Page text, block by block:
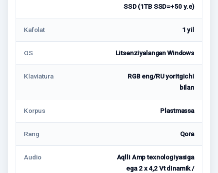
SSD (1TB SSD=+50 у.е)
Kafolat 1 yil
OS Litsenziyalangan Windows
Klaviatura
RGB eng/RU yoritgichi
bilan
Korpus Plastmassa
Rang Qora
Audio
Aqlli Amp texnologiyasiga
ega 2 x 4,2 Vt dinamik /